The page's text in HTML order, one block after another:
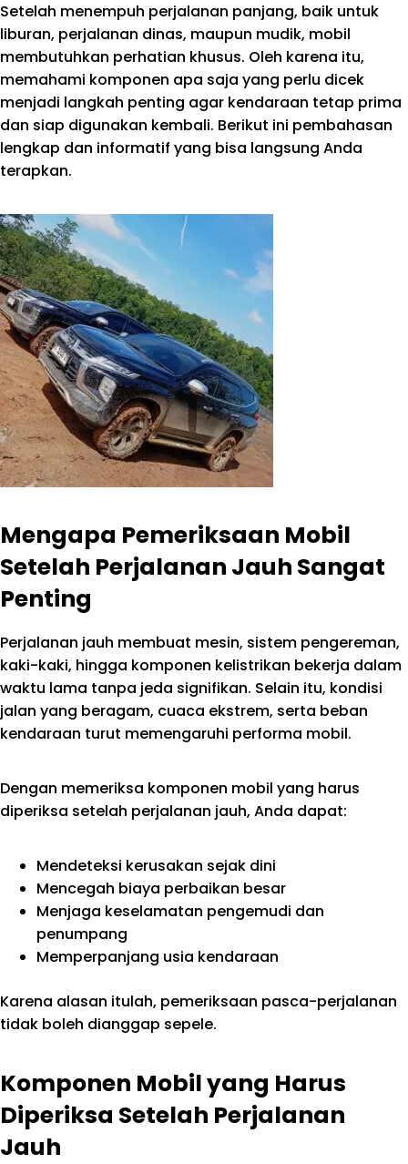
Setelah menempuh perjalanan panjang, baik untuk
liburan, perjalanan dinas, maupun mudik, mobil
membutuhkan perhatian khusus. Oleh karena itu,
memahami komponen apa saja yang perlu dicek
menjadi langkah penting agar kendaraan tetap prima
dan siap digunakan kembali. Berikut ini pembahasan
lengkap dan informatif yang bisa langsung Anda
terapkan.
Mengapa Pemeriksaan Mobil
Setelah Perjalanan Jauh Sangat
Penting
Perjalanan jauh membuat mesin, sistem pengereman,
kaki-kaki, hingga komponen kelistrikan bekerja dalam
waktu lama tanpa jeda signifikan. Selain itu, kondisi
jalan yang beragam, cuaca ekstrem, serta beban
kendaraan turut memengaruhi performa mobil.
Dengan memeriksa komponen mobil yang harus
diperiksa setelah perjalanan jauh, Anda dapat:
Mendeteksi kerusakan sejak dini
Mencegah biaya perbaikan besar
Menjaga keselamatan pengemudi dan
penumpang
Memperpanjang usia kendaraan
Karena alasan itulah, pemeriksaan pasca-perjalanan
tidak boleh dianggap sepele.
Komponen Mobil yang Harus
Diperiksa Setelah Perjalanan
Jauh